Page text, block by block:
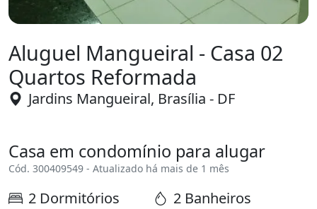
Aluguel Mangueiral - Casa 02
Quartos Reformada
Jardins Mangueiral, Brasília - DF
Casa em condomínio para alugar
Cód. 300409549 - Atualizado há mais de 1 mês
2 Dormitórios
2 Banheiros